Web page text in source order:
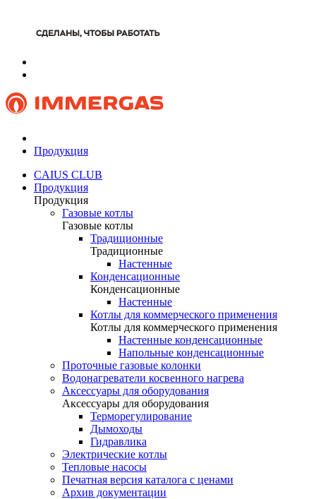
Продукция
CAIUS CLUB
Продукция
Продукция
Газовые котлы
Газовые котлы
Традиционные
Традиционные
Настенные
Конденсационные
Конденсационные
Настенные
Котлы для коммерческого применения
Котлы для коммерческого применения
Настенные конденсационные
Напольные конденсационные
Проточные газовые колонки
Водонагреватели косвенного нагрева
Аксессуары для оборудования
Аксессуары для оборудования
Терморегулирование
Дымоходы
Гидравлика
Электрические котлы
Тепловые насосы
Печатная версия каталога с ценами
Архив документации